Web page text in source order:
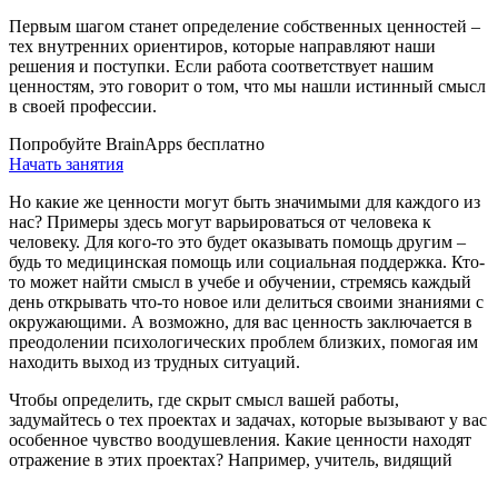
Первым шагом станет определение собственных ценностей –
тех внутренних ориентиров, которые направляют наши
решения и поступки. Если работа соответствует нашим
ценностям, это говорит о том, что мы нашли истинный смысл
в своей профессии.
Попробуйте BrainApps бесплатно
Начать занятия
Но какие же ценности могут быть значимыми для каждого из
нас? Примеры здесь могут варьироваться от человека к
человеку. Для кого-то это будет оказывать помощь другим –
будь то медицинская помощь или социальная поддержка. Кто-
то может найти смысл в учебе и обучении, стремясь каждый
день открывать что-то новое или делиться своими знаниями с
окружающими. А возможно, для вас ценность заключается в
преодолении психологических проблем близких, помогая им
находить выход из трудных ситуаций.
Чтобы определить, где скрыт смысл вашей работы,
задумайтесь о тех проектах и задачах, которые вызывают у вас
особенное чувство воодушевления. Какие ценности находят
отражение в этих проектах? Например, учитель, видящий